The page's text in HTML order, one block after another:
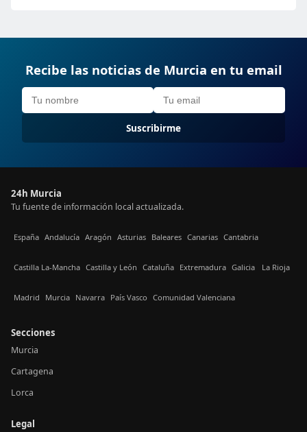
Recibe las noticias de Murcia en tu email
Suscribirme
24h Murcia
Tu fuente de información local actualizada.
España Andalucía Aragón Asturias Baleares Canarias Cantabria
Castilla La-Mancha Castilla y León Cataluña Extremadura Galicia La Rioja
Madrid Murcia Navarra País Vasco Comunidad Valenciana
Secciones
Murcia
Cartagena
Lorca
Legal